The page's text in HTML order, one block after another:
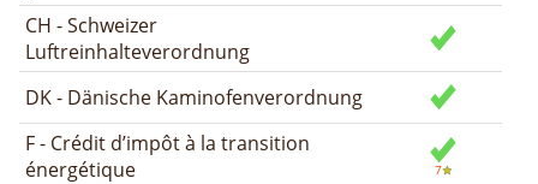
CH - Schweizer
Luftreinhalteverordnung
DK - Dänische Kaminofenverordnung
F - Crédit d’impôt à la transition
énergétique